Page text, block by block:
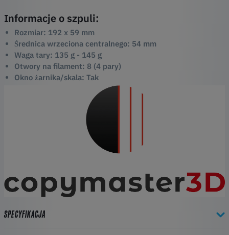
Informacje o szpuli:
Rozmiar: 192 x 59 mm
Średnica wrzeciona centralnego: 54 mm
Waga tary: 135 g - 145 g
Otwory na filament: 8 (4 pary)
Okno żarnika/skala: Tak
SPECYFIKACJA